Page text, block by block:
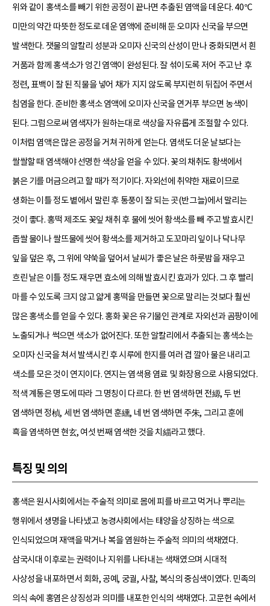
위와 같이 홍색소를 빼기 위한 공정이 끝나면 추출된 염액을 데운다. 40°C
미만의 약간 따뜻한 정도로 데운 염액에 준비해 둔 오미자 신국을 부으면
발색한다. 잿물의 알칼리 성분과 오미자 신국의 산성이 만나 중화되면서 흰
거품과 함께 홍색소가 엉긴 염액이 완성된다. 잘 섞이도록 저어 주고 난 후
정련, 표백이 잘 된 직물을 넣어 채가 지지 않도록 부지런히 뒤집어 주면서
침염을 한다. 준비한 홍색소 염액에 오미자 신국을 연거푸 부으면 농색이
된다. 그럼으로써 염색자가 원하는대로 색상을 자유롭게 조절할 수 있다.
이처럼 염액은 많은 공정을 거쳐 귀하게 얻는다. 염색도 더운 날보다는
쌀쌀할 때 염색해야 선명한 색상을 얻을 수 있다. 꽃의 채취도 황색에서
붉은 기를 머금으려고 할 때가 적기이다. 자외선에 취약한 재료이므로
생화는 이틀 정도 볕에서 말린 후 통풍이 잘 되는 곳(반그늘)에서 말리는
것이 좋다. 홍떡 제조도 꽃잎 채취 후 물에 씻어 황색소를 빼 주고 발효시킨
좁쌀 물이나 쌀뜨물에 씻어 황색소를 제거하고 도꼬마리 잎이나 닥나무
잎을 덮은 후, 그 위에 약쑥을 덮어서 날씨가 좋은 날은 하룻밤을 재우고
흐린 날은 이틀 정도 재우면 효소에 의해 발효시킨 효과가 있다. 그 후 빨리
마를 수 있도록 크지 않고 얇게 홍떡을 만들면 꽃으로 말리는 것보다 훨씬
많은 홍색소를 얻을 수 있다. 홍화 꽃은 유기물인 관계로 자외선과 곰팡이에
노출되거나 썩으면 색소가 없어진다. 또한 알칼리에서 추출되는 홍색소는
오미자 신국을 쳐서 발색시킨 후 시루에 한지를 여러 겹 깔아 물은 내리고
색소를 모은 것이 연지이다. 연지는 염색용 염료 및 화장용으로 사용되었다.
적색 계통은 명도에 따라 그 명칭이 다르다. 한 번 염색하면 전縓, 두 번
염색하면 정楨, 세 번 염색하면 훈纁, 네 번 염색하면 주朱, 그리고 훈에
흑을 염색하면 현玄, 여섯 번째 염색한 것을 치緇라고 했다.
특징 및 의의
홍색은 원시사회에서는 주술적 의미로 몸에 피를 바르고 먹거나 뿌리는
행위에서 생명을 나타냈고 농경사회에서는 태양을 상징하는 색으로
인식되었으며 재액을 막거나 복을 염원하는 주술적 의미의 색채였다.
삼국시대 이후로는 권력이나 지위를 나타내는 색채였으며 시대적
사상성을 내포하면서 회화, 공예, 궁궐, 사찰, 복식의 중심색이였다. 민족의
의식 속에 홍염은 상징성과 의미를 내포한 인식의 색채였다. 고문헌 속에서